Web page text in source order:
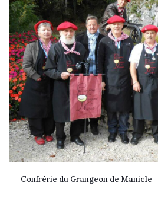
Confrérie du Grangeon de Manicle